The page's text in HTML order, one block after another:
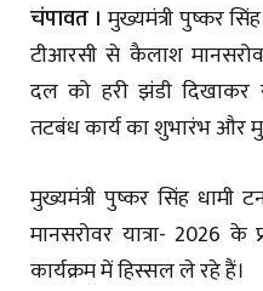
चंपावत । मुख्यमंत्री पुष्कर
टीआरसी से कैलाश
दल को हरी झंडी दिखाकर
तटबंध कार्य का शुभारंभ और
मुख्यमंत्री पुष्कर सिंह
मानसरोवर यात्रा- 2026
कार्यक्रम में हिस्सल ले रहे हैं।